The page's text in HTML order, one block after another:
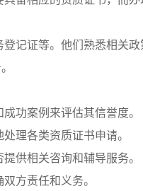
记证等。他们熟悉相关政
功案例来评估其信誉度。
理各类资质证书申请。
供相关咨询和辅导服务。
方责任和义务。